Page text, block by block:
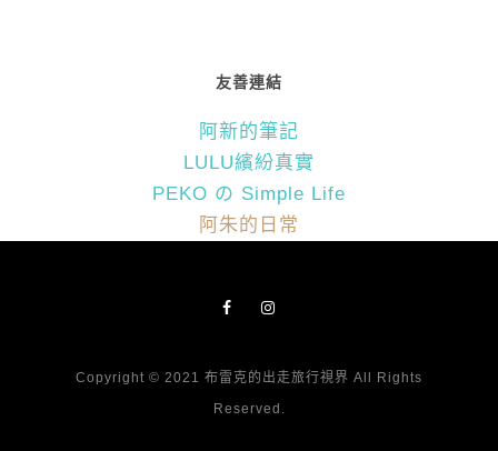
友善連結
阿新的筆記
LULU繽紛真實
PEKO の Simple Life
阿朱的日常
Copyright © 2021 布雷克的出走旅行視界 All Rights
Reserved.